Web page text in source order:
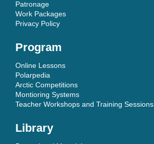
Patronage
Work Packages
Privacy Policy
Program
Online Lessons
Polarpedia
Arctic Competitions
Montioring Systems
Teacher Workshops and Training Sessions
Library